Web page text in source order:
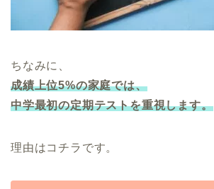
ちなみに、
成績上位5%の家庭では、
中学最初の定期テストを重視します。
理由はコチラです。